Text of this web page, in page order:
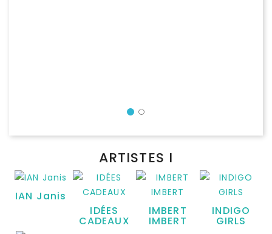
ARTISTES I
IAN Janis
IDÉES
CADEAUX
IMBERT
IMBERT
INDIGO
GIRLS